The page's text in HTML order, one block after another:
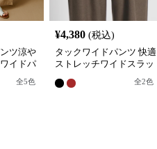
ツ涼や
イドパ
全5色
¥4,380 (税込)
タックワイドパンツ 快適
ストレッチワイドスラッ
全2色